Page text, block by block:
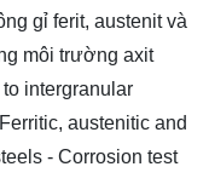
gỉ ferit, austenit và
môi trường axit
intergranular
austenitic and
- Corrosion test